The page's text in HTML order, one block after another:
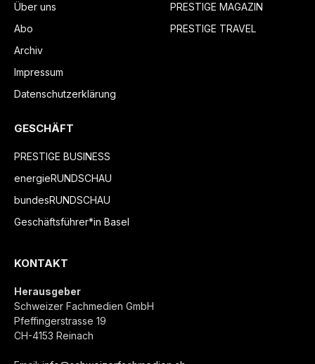
Über uns
Abo
Archiv
Impressum
Datenschutzerklärung
PRESTIGE MAGAZIN
PRESTIGE TRAVEL
GESCHÄFT
PRESTIGE BUSINESS
energieRUNDSCHAU
bundesRUNDSCHAU
Geschäftsführer*in Basel
KONTAKT
Herausgeber
Schweizer Fachmedien GmbH
Pfeffingerstrasse 19
CH-4153 Reinach